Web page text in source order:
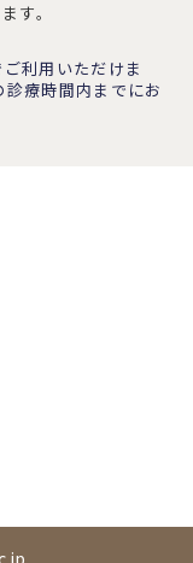
す。
利用いただけま
療時間内までにお